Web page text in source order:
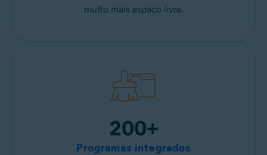
muito mais espaço livre.
200+
Programas integrados